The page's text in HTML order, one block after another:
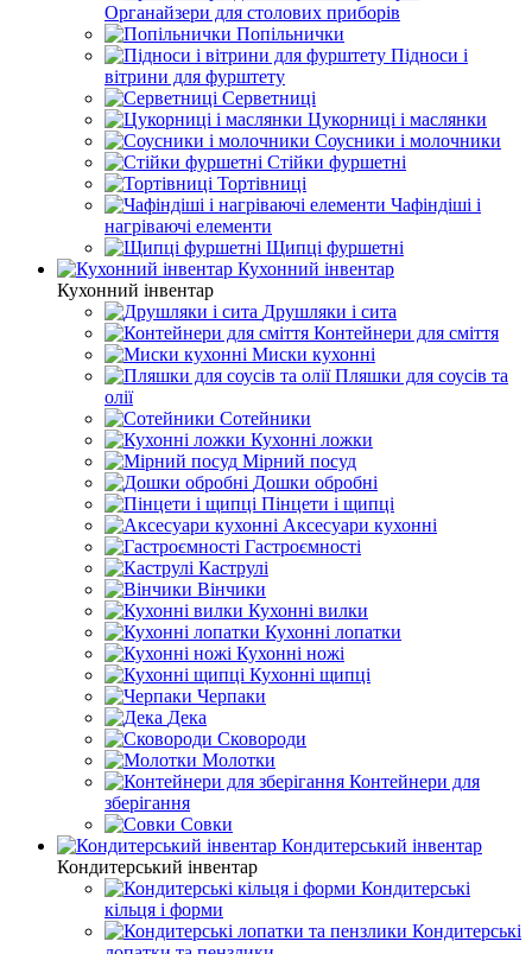
Органайзери для столових приборів
Попільнички
Підноси і
вітрини для фурштету
Серветниці
Цукорниці і маслянки
Соусники і молочники
Стійки фуршетні
Тортівниці
Чафіндіші і
нагріваючі елементи
Щипці фуршетні
Кухонний інвентар
Кухонний інвентар
Друшляки і сита
Контейнери для сміття
Миски кухонні
Пляшки для соусів та
олії
Сотейники
Кухонні ложки
Мірний посуд
Дошки обробні
Пінцети і щипці
Аксесуари кухонні
Гастроємності
Каструлі
Вінчики
Кухонні вилки
Кухонні лопатки
Кухонні ножі
Кухонні щипці
Черпаки
Дека
Сковороди
Молотки
Контейнери для
зберігання
Совки
Кондитерський інвентар
Кондитерський інвентар
Кондитерські
кільця і форми
Кондитерські